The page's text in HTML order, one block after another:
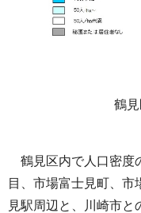
鶴
鶴見区内で人口密度
目、市場富士見町、
見駅周辺と、川崎市と